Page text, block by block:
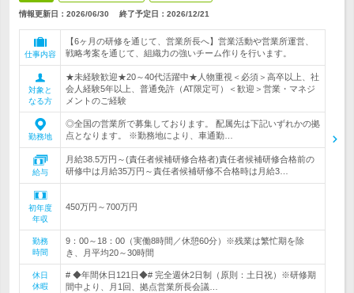
情報更新日：2026/06/30 終了予定日： 2026/12/21
仕事内容
【6ヶ月の研修を通じて、営業所長へ】営業活動や営業所運営、
戦略考案を通じて、組織力の強いチーム作りを行います。
対象と
なる方
★未経験歓迎★20～40代活躍中★人物重視＜必須＞高卒以上、社
会人経験5年以上、普通免許（AT限定可）＜歓迎＞営業・マネジ
メントのご経験
勤務地
◎全国の営業所で募集しております。 配属先は下記いずれかの拠
点となります。 ※勤務地により、車通勤…
給与
月給38.5万円～(責任者候補研修合格者)責任者候補研修合格前の
研修中は月給35万円～責任者候補研修不合格時は月給3…
初年度
年収
450万円～700万円
勤務
時間
9：00～18：00（実働8時間／休憩60分）※残業は繁忙期を除
き、月平均20～30時間
休日
休暇
# ◆年間休日121日◆# 完全週休2日制（原則：土日祝）※研修期
間中より、月1回、拠点営業所長会議…